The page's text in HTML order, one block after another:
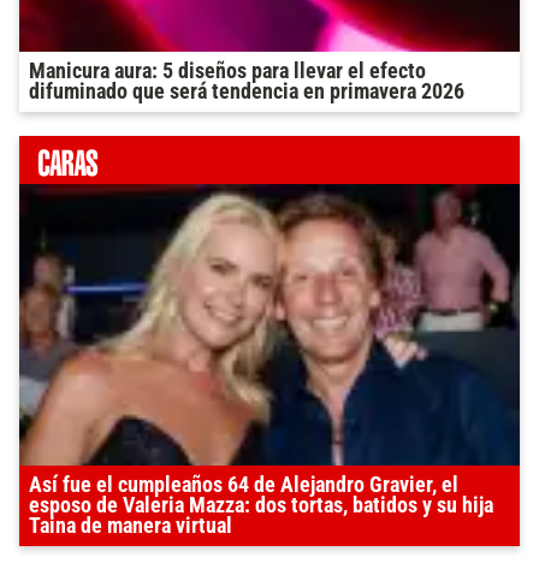
Manicura aura: 5 diseños para llevar el efecto
difuminado que será tendencia en primavera 2026
Así fue el cumpleaños 64 de Alejandro Gravier, el
esposo de Valeria Mazza: dos tortas, batidos y su hija
Taina de manera virtual